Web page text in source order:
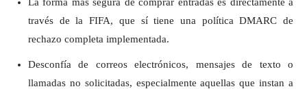
través de la FIFA, que sí tiene una política DMARC de
rechazo completa implementada.
Desconfía de correos electrónicos, mensajes de texto o
llamadas no solicitadas, especialmente aquellas que instan a